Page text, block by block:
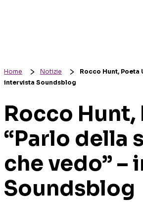
Home Notizie
Rocco Hunt, Poeta
intervista Soundsblog
Rocco Hunt,
“Parlo della
che vedo” –
Soundsblog